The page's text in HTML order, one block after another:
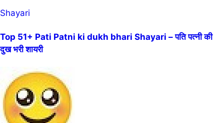
Shayari
Top 51+ Pati Patni ki dukh bhari Shayari – पति पत्नी की
दुख भरी शायरी